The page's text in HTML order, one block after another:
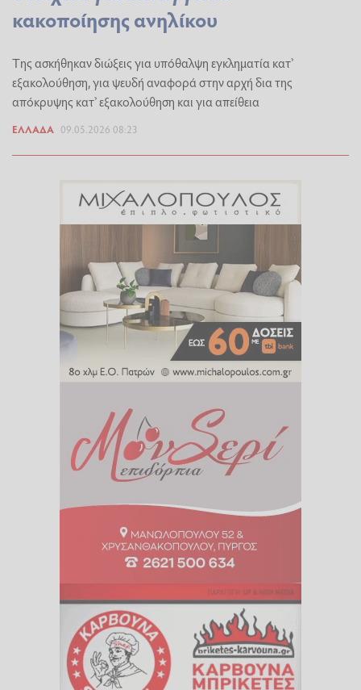
κακοποίησης ανηλίκου
Tης ασκήθηκαν διώξεις για υπόθαλψη εγκληματία κατ’
εξακολούθηση, για ψευδή αναφορά στην αρχή δια της
απόκρυψης κατ’ εξακολούθηση και για απείθεια
ΕΛΛΆΔΑ 09.05.2026 08:23